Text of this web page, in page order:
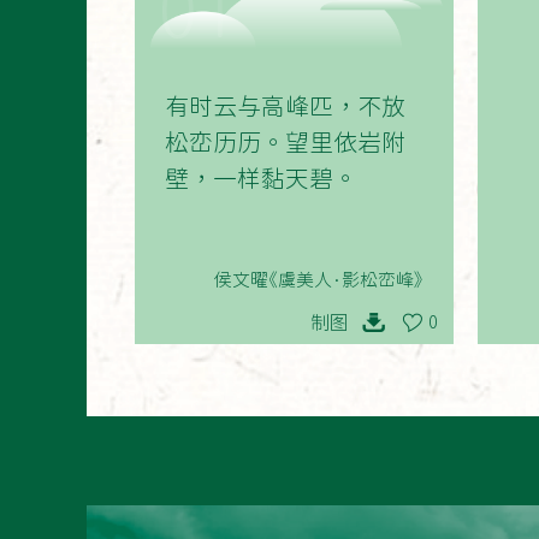
有时云与高峰匹，不放
松峦历历。望里依岩附
壁，一样黏天碧。
侯文曜《虞美人·影松峦峰》
制图 0